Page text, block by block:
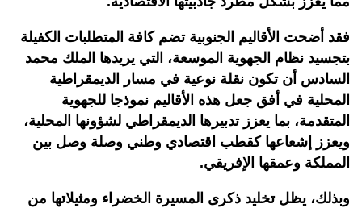
فقد أضحت الأقاليم الجنوبية تضم كافة المتطلبات الكفيلة
بتجسيد نظام الجهوية الموسعة، التي يريدها الملك محمد
السادس أن تكون نقلة نوعية في مسار الديمقراطية
المحلية في أفق جعل هذه الأقاليم نموذجا للجهوية
المتقدمة، بما يعزز تدبيرها الديمقراطي لشؤونها المحلية،
ويعزز إشعاعها كقطب اقتصادي وطني وصلة وصل بين
المملكة وعمقها الإفريقي.
وبذلك، يظل تخليد ذكرى المسيرة الخضراء ومثيلاتها من